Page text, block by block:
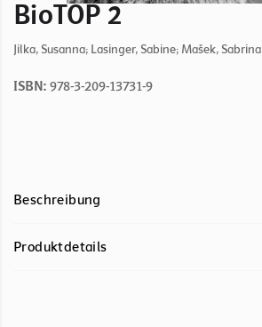
BioTOP 2
Jilka, Susanna; Lasinger, Sabine; Mašek, Sabrina
ISBN: 978-3-209-13731-9
Beschreibung
Produktdetails